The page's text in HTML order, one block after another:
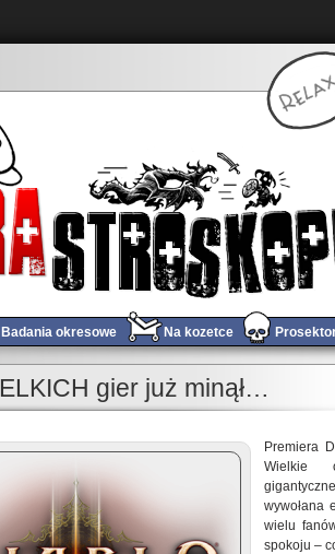
Badania okresowe Na kozetce
gier już minął…
Premiera
Wielkie
wywołana
wielu
spokoju –